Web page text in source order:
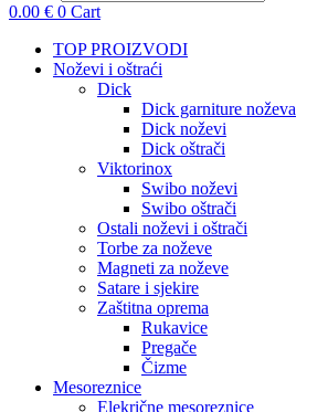
0.00 € 0 Cart
TOP PROIZVODI
Noževi i oštraći
Dick
Dick garniture noževa
Dick noževi
Dick oštrači
Viktorinox
Swibo noževi
Swibo oštrači
Ostali noževi i oštrači
Torbe za noževe
Magneti za noževe
Satare i sjekire
Zaštitna oprema
Rukavice
Pregače
Čizme
Mesoreznice
Elekrične mesoreznice